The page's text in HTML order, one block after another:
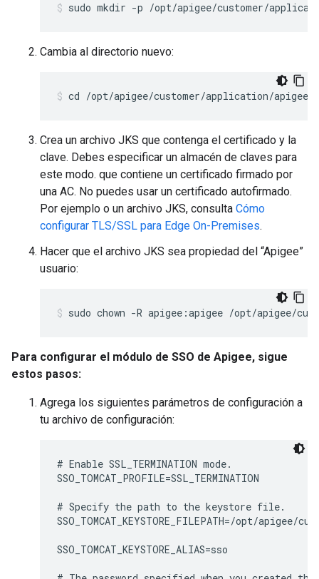
sudo mkdir -p /opt/apigee/customer/
Cambia al directorio nuevo:
cd /opt/apigee/customer/application/
Crea un archivo JKS que contenga el certificado y la
clave. Debes especificar un almacén de claves para
este modo. que contiene un certificado firmado por
una AC. No puedes usar un certificado autofirmado.
Por ejemplo o un archivo JKS, consulta Cómo
configurar TLS/SSL para Edge On-Premises.
Hacer que el archivo JKS sea propiedad del “Apigee”
usuario:
sudo chown -R apigee:apigee /opt/apigee/
Para configurar el módulo de SSO de Apigee, sigue
estos pasos:
Agrega los siguientes parámetros de configuración a
tu archivo de configuración:
# Enable SSL_TERMINATION mode.
SSO_TOMCAT_PROFILE=SSL_TERMINATION
# Specify the path to the keystore file.
SSO_TOMCAT_KEYSTORE_FILEPATH=/opt/
SSO_TOMCAT_KEYSTORE_ALIAS=sso